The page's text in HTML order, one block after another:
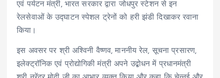
एवं पर्यटन मंत्री, भारत सरकार द्वारा जोधपुर स्टेशन से इन
रेलसेवाओं के उद्घाटन स्पेशल ट्रेनों को हरी झंडी दिखाकर रवाना
किया।
इस अवसर पर श्री अश्विनी वैष्णव, माननीय रेल, सूचना प्रसारण,
इलेक्ट्रॉनिक एवं प्रोद्योगिकी मंत्री अपने उद्बोधन में प्रधानमंत्री